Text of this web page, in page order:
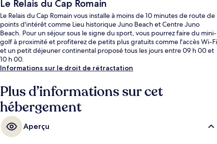
Le Relais du Cap Romain
Le Relais du Cap Romain vous installe à moins de 10 minutes de route de
points d'intérêt comme Lieu historique Juno Beach et Centre Juno
Beach. Pour un séjour sous le signe du sport, vous pourrez faire du mini-
golf à proximité et profiterez de petits plus gratuits comme l'accès Wi-Fi
et un petit déjeuner continental proposé tous les jours entre 09 h 00 et
10 h 00.
Informations sur le droit de rétractation
Plus d’informations sur cet
hébergement
Aperçu